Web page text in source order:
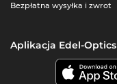
Bezpłatna wysyłka i zwrot
Aplikacja Edel-Optics